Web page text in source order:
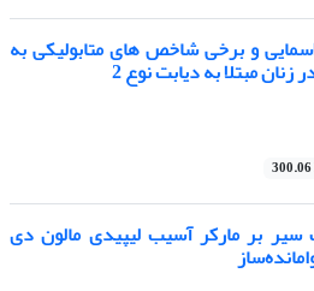
و برخی شاخص های متابولیکی به
مبتلا به دیابت نوع 2
سیر بر مارکر آسیب لیپیدی مالون دی